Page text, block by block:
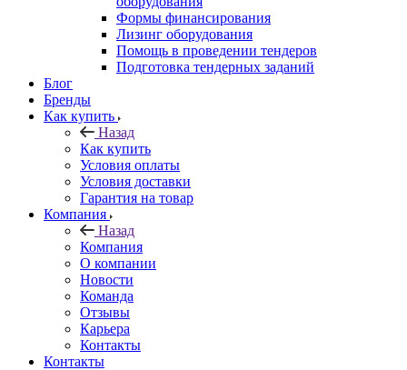
Формы финансирования
Лизинг оборудования
Помощь в проведении тендеров
Подготовка тендерных заданий
Блог
Бренды
Как купить
Назад
Как купить
Условия оплаты
Условия доставки
Гарантия на товар
Компания
Назад
Компания
О компании
Новости
Команда
Отзывы
Карьера
Контакты
Контакты